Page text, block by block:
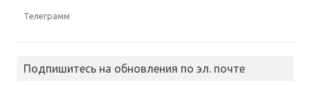
Телеграмм
Подпишитесь на обновления по эл. почте